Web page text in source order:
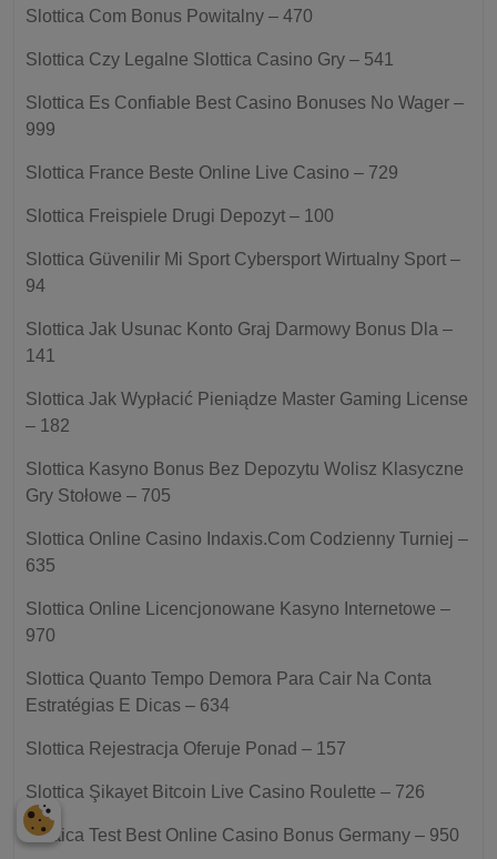
Slottica Com Bonus Powitalny – 470
Slottica Czy Legalne Slottica Casino Gry – 541
Slottica Es Confiable Best Casino Bonuses No Wager –
999
Slottica France Beste Online Live Casino – 729
Slottica Freispiele Drugi Depozyt – 100
Slottica Güvenilir Mi Sport Cybersport Wirtualny Sport –
94
Slottica Jak Usunac Konto Graj Darmowy Bonus Dla –
141
Slottica Jak Wypłacić Pieniądze Master Gaming License
– 182
Slottica Kasyno Bonus Bez Depozytu Wolisz Klasyczne
Gry Stołowe – 705
Slottica Online Casino Indaxis.Com Codzienny Turniej –
635
Slottica Online Licencjonowane Kasyno Internetowe –
970
Slottica Quanto Tempo Demora Para Cair Na Conta
Estratégias E Dicas – 634
Slottica Rejestracja Oferuje Ponad – 157
Slottica Şikayet Bitcoin Live Casino Roulette – 726
Slottica Test Best Online Casino Bonus Germany – 950